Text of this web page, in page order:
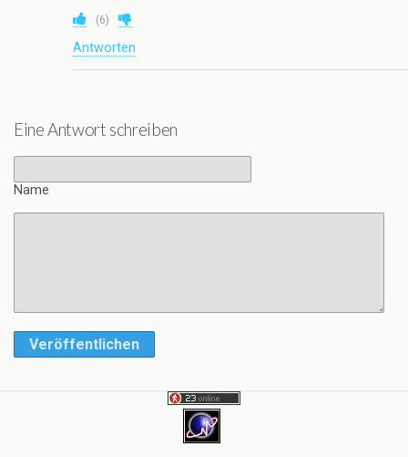
(6)
Antworten
Eine Antwort schreiben
Name
Veröffentlichen